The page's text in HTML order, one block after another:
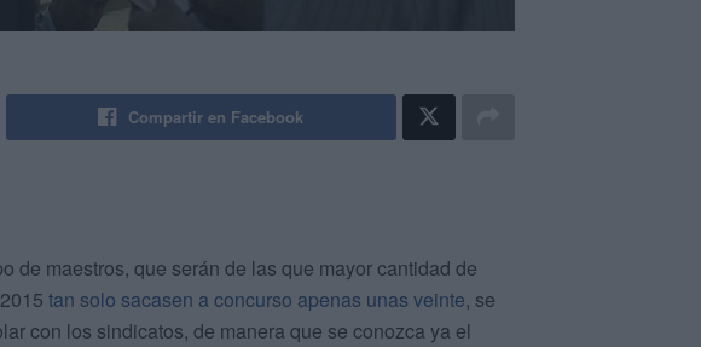
Compartir en Facebook
de maestros, que serán de las que mayor cantidad de
tan solo sacasen a concurso apenas unas veinte, se
con los sindicatos, de manera que se conozca ya el